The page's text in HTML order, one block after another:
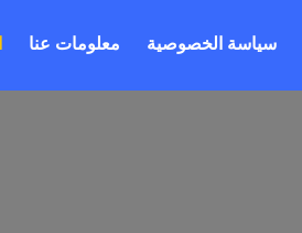
معلومات عنا سياسة الخصوصية